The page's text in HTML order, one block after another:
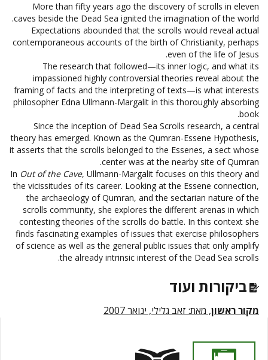
More than fifty years ago the discovery of scrolls in eleven
caves beside the Dead Sea ignited the imagination of the world.
Expectations abounded that the scrolls would reveal actual
contemporaneous accounts of the birth of Christianity, perhaps
even of the life of Jesus.
The research that followed—its inner logic, and what its
impassioned highly controversial theories reveal about the
framing of facts and the interpreting of texts—is what interests
philosopher Edna Ullmann-Margalit in this thoroughly absorbing
book.
Since the inception of Dead Sea Scrolls research, a central
theory has emerged. Known as the Qumran-Essene Hypothesis,
it asserts that the scrolls belonged to the Essenes, a sect whose
center was at the nearby site of Qumran.
In Out of the Cave, Ullmann-Margalit focuses on this theory and
the vicissitudes of its career. Looking at the Essene connection,
the archaeology of Qumran, and the sectarian nature of the
scrolls community, she explores the different arenas in which
contesting theories of the scrolls do battle. In this context she
finds fascinating examples of issues that exercise philosophers
of science as well as the general public issues that only amplify
the already intrinsic interest of the Dead Sea scrolls.
ביקורות ועוד
מקור ראשון, מאת: זאב גלילי, ינואר 2007